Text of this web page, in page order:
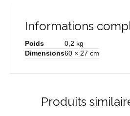
Informations
Poids
0,2 kg
Dimensions60 × 27 cm
Produits